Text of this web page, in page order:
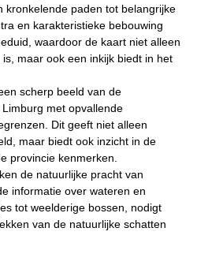
kronkelende paden tot belangrijke
en karakteristieke bebouwing
waardoor de kaart niet alleen
maar ook een inkijk biedt in het
scherp beeld van de
met opvallende
Dit geeft niet alleen
maar biedt ook inzicht in de
provincie kenmerken.
de natuurlijke pracht van
informatie over wateren en
tot weelderige bossen, nodigt
van de natuurlijke schatten